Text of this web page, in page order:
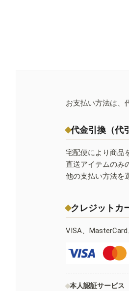
お支払い方法は、
代金引換（代
宅配便により商品
直送アイテムのみ
他の支払い方法を
クレジットカ
VISA、MasterCard
本人認証サービス